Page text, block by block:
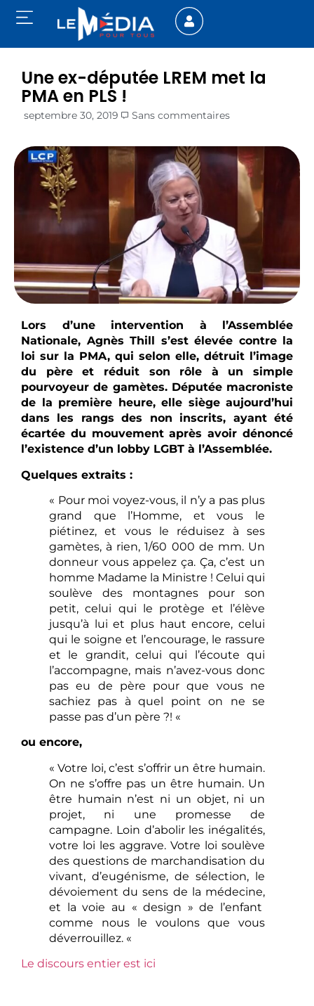
Une ex-députée LREM met la
PMA en PLS !
septembre 30, 2019 Sans commentaires
Lors d’une intervention à l’Assemblée
Nationale, Agnès Thill s’est élevée contre la
loi sur la PMA, qui selon elle, détruit l’image
du père et réduit son rôle à un simple
pourvoyeur de gamètes. Députée macroniste
de la première heure, elle siège aujourd’hui
dans les rangs des non inscrits, ayant été
écartée du mouvement après avoir dénoncé
l’existence d’un lobby LGBT à l’Assemblée.
Quelques extraits :
« Pour moi voyez-vous, il n’y a pas plus
grand que l’Homme, et vous le
piétinez, et vous le réduisez à ses
gamètes, à rien, 1/60 000 de mm. Un
donneur vous appelez ça. Ça, c’est un
homme Madame la Ministre ! Celui qui
soulève des montagnes pour son
petit, celui qui le protège et l’élève
jusqu’à lui et plus haut encore, celui
qui le soigne et l’encourage, le rassure
et le grandit, celui qui l’écoute qui
l’accompagne, mais n’avez-vous donc
pas eu de père pour que vous ne
sachiez pas à quel point on ne se
passe pas d’un père ?! «
ou encore,
« Votre loi, c’est s’offrir un être humain.
On ne s’offre pas un être humain. Un
être humain n’est ni un objet, ni un
projet, ni une promesse de
campagne. Loin d’abolir les inégalités,
votre loi les aggrave. Votre loi soulève
des questions de marchandisation du
vivant, d’eugénisme, de sélection, le
dévoiement du sens de la médecine,
et la voie au « design » de l’enfant
comme nous le voulons que vous
déverrouillez. «
Le discours entier est ici